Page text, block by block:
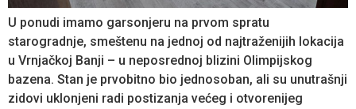
U ponudi imamo garsonjeru na prvom spratu
starogradnje, smeštenu na jednoj od najtraženijih lokacija
u Vrnjačkoj Banji – u neposrednoj blizini Olimpijskog
bazena. Stan je prvobitno bio jednosoban, ali su unutrašnji
zidovi uklonjeni radi postizanja većeg i otvorenijeg